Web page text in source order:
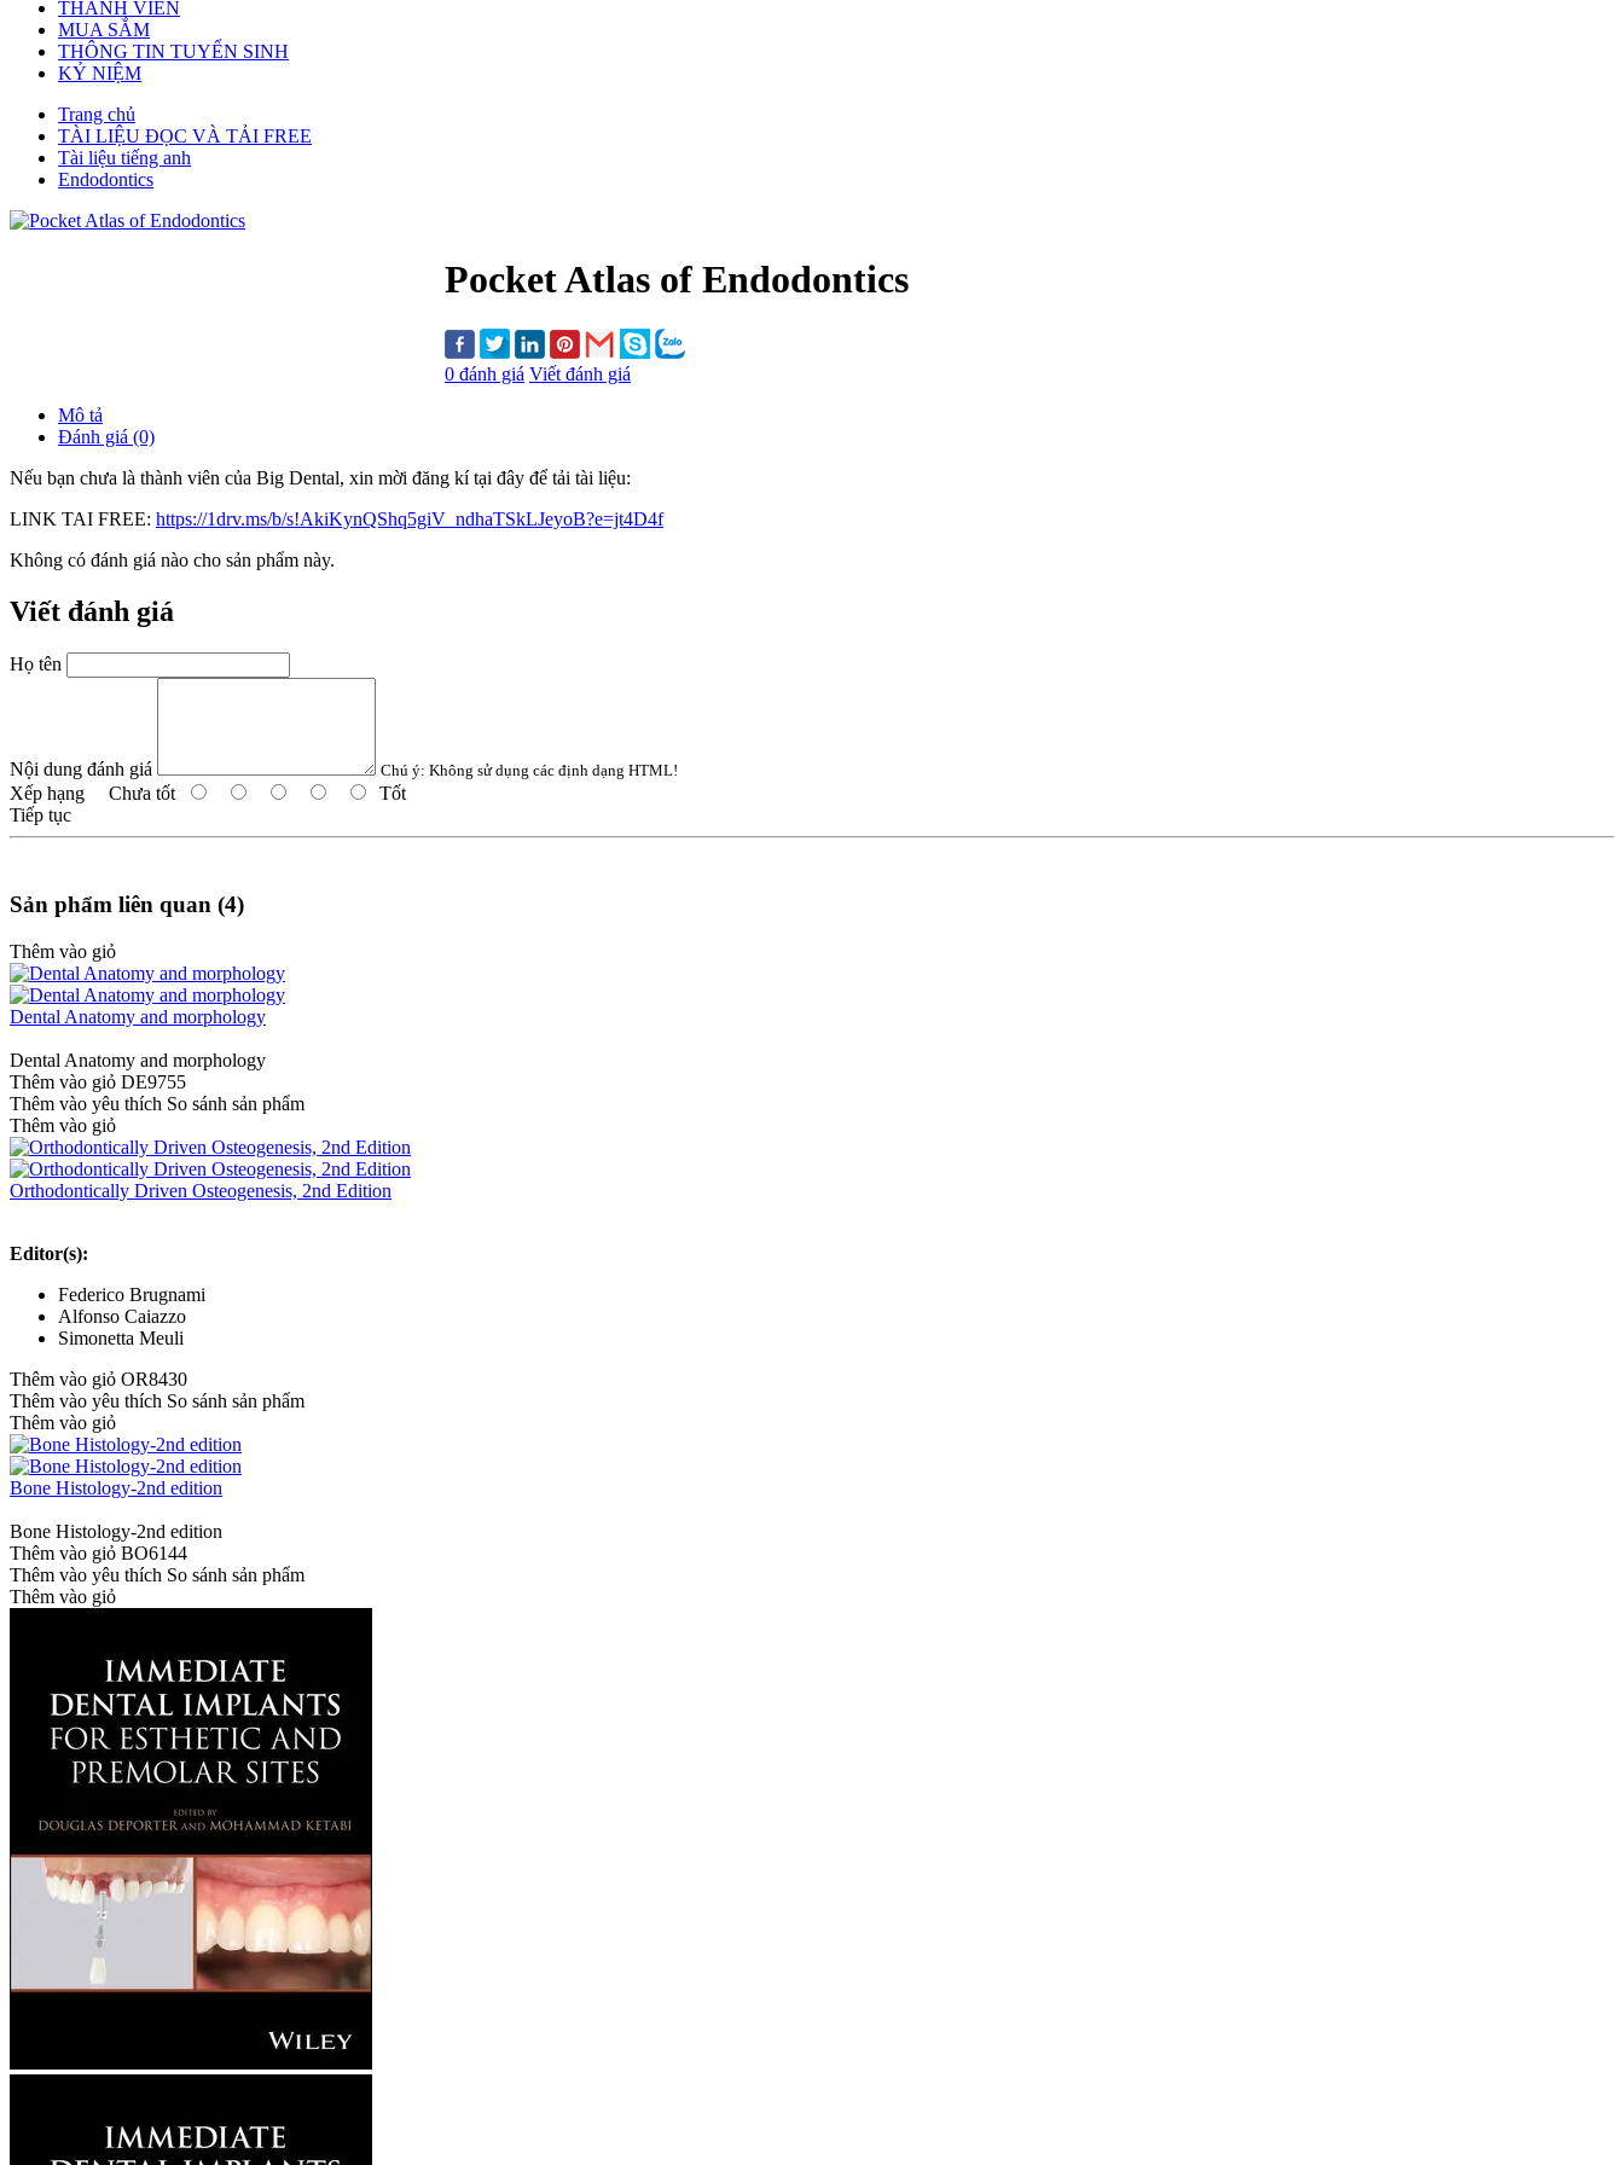
THÀNH VIÊN
MUA SẮM
THÔNG TIN TUYỂN SINH
KỶ NIỆM
Trang chủ
TÀI LIỆU ĐỌC VÀ TẢI FREE
Tài liệu tiếng anh
Endodontics
Pocket Atlas of Endodontics
0 đánh giá Viết đánh giá
Mô tả
Đánh giá (0)
Nếu bạn chưa là thành viên của Big Dental, xin mời đăng kí tại đây để tải tài liệu:
LINK TAI FREE: https://1drv.ms/b/s!AkiKynQShq5giV_ndhaTSkLJeyoB?e=jt4D4f
Không có đánh giá nào cho sản phẩm này.
Viết đánh giá
Họ tên
Nội dung đánh giá Chú ý: Không sử dụng các định dạng HTML!
Xếp hạng Chưa tốt
Tốt
Tiếp tục
Sản phẩm liên quan (4)
Thêm vào giỏ
Dental Anatomy and morphology
Dental Anatomy and morphology
Thêm vào giỏ DE9755
Thêm vào yêu thích So sánh sản phẩm
Thêm vào giỏ
Orthodontically Driven Osteogenesis, 2nd Edition
Editor(s):
Federico Brugnami
Alfonso Caiazzo
Simonetta Meuli
Thêm vào giỏ OR8430
Thêm vào yêu thích So sánh sản phẩm
Thêm vào giỏ
Bone Histology-2nd edition
Bone Histology-2nd edition
Thêm vào giỏ BO6144
Thêm vào yêu thích So sánh sản phẩm
Thêm vào giỏ